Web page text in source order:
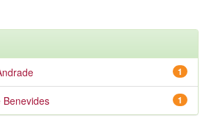
1
1
Benevides